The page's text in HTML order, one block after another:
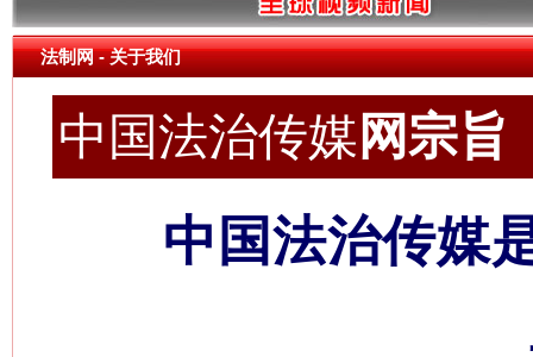
法制网- 关于我们
中国法治传媒 网宗
中国法治传媒